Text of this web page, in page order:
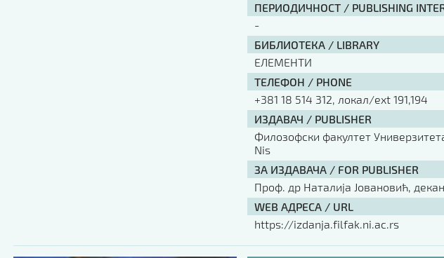
ПЕРИОДИЧНОСТ / PUBLISHING
-
БИБЛИОТЕКА / LIBRARY
ЕЛЕМЕНТИ
ТЕЛЕФОН / PHONE
+381 18 514 312, локал/ext 191,194
ИЗДАВАЧ / PUBLISHER
Филозофски факултет
Nis
ЗА ИЗДАВАЧА / FOR PUBLISHER
Проф. др Наталија Јовановић, декан
WEB АДРЕСА / URL
https://izdanja.filfak.ni.ac.rs